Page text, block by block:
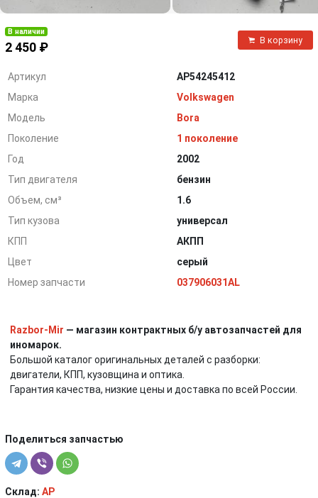
В наличии
2 450 ₽
В корзину
Артикул
AP54245412
Марка
Volkswagen
Модель
Bora
Поколение
1 поколение
Год
2002
Тип двигателя
бензин
Объем, см³
1.6
Тип кузова
универсал
КПП
АКПП
Цвет
серый
Номер запчасти
037906031AL
Razbor-Mir — магазин контрактных б/у автозапчастей для
иномарок.
Большой каталог оригинальных деталей с разборки:
двигатели, КПП, кузовщина и оптика.
Гарантия качества, низкие цены и доставка по всей России.
Поделиться запчастью
Склад: AP